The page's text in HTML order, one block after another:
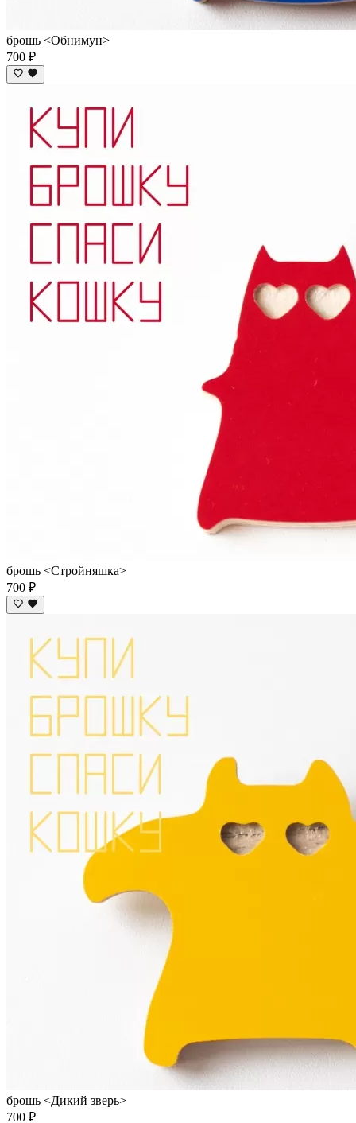
брошь <Обнимун>
700 ₽
брошь <Стройняшка>
700 ₽
брошь <Дикий зверь>
700 ₽